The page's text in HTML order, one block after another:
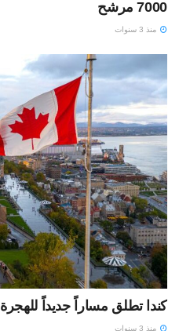
7000 مرشح
منذ 3 سنوات
كندا تطلق مساراً جديداً
منذ 3 سنوات